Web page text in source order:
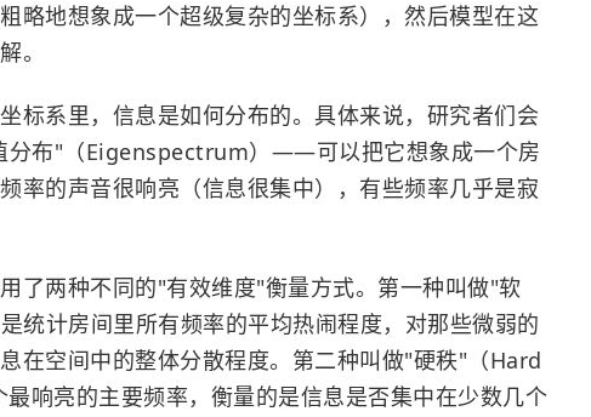
略地想象成一个超级复杂的坐标系），然后模型在这
。
标系里，信息是如何分布的。具体来说，研究者们会
分布"（Eigenspectrum）——可以把它想象成一个房
率的声音很响亮（信息很集中），有些频率几乎是寂
了两种不同的"有效维度"衡量方式。第一种叫做"软
统计房间里所有频率的平均热闹程度，对那些微弱的
在空间中的整体分散程度。第二种叫做"硬秩"（Hard
响亮的主要频率，衡量的是信息是否集中在少数几个